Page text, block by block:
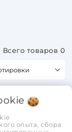
Всего товаров 0
опыта, сбора